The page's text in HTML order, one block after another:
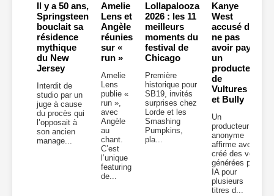
Il y a 50 ans,
Springsteen
bouclait sa
résidence
mythique
du New
Jersey
Interdit de
studio par un
juge à cause
du procès qui
l’opposait à
son ancien
manage...
Amelie
Lens et
Angèle
réunies
sur «
run »
Amelie
Lens
publie «
run »,
avec
Angèle
au
chant.
C’est
l’unique
featuring
de...
Lollapalooza
2026 : les 11
meilleurs
moments du
festival de
Chicago
Première
historique pour
SB19, invités
surprises chez
Lorde et les
Smashing
Pumpkins,
pla...
Kanye
West
accusé de
ne pas
avoir payé
un
producteur
de
Vultures 2
et Bully
Un
producteur
anonyme
affirme avoir
créé des voix
générées par
IA pour
plusieurs
titres d...